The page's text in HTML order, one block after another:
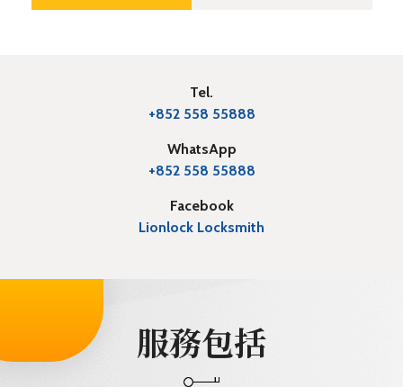
Tel.
+852 558 55888
WhatsApp
+852 558 55888
Facebook
Lionlock Locksmith
服務包括